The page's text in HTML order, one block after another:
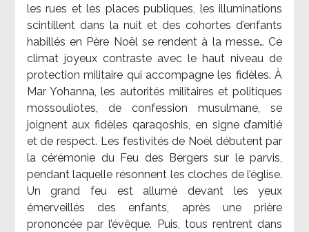
les rues et les places publiques, les illuminations
scintillent dans la nuit et des cohortes d’enfants
habillés en Père Noël se rendent à la messe… Ce
climat joyeux contraste avec le haut niveau de
protection militaire qui accompagne les fidèles. À
Mar Yohanna, les autorités militaires et politiques
mossouliotes, de confession musulmane, se
joignent aux fidèles qaraqoshis, en signe d’amitié
et de respect. Les festivités de Noël débutent par
la cérémonie du Feu des Bergers sur le parvis,
pendant laquelle résonnent les cloches de l’église.
Un grand feu est allumé devant les yeux
émerveillés des enfants, après une prière
prononcée par l’évêque. Puis, tous rentrent dans